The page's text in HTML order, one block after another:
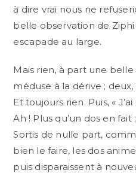
à dire vrai nous ne
belle observation de
escapade au large.
Mais rien, à part une
méduse à la dérive ;
Et toujours rien. Puis, «
Ah ! Plus qu’un dos en
Sortis de nulle part,
bien le faire, les dos
puis disparaissent à